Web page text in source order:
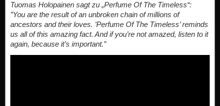
Tuomas Holopainen sagt zu „Perfume Of The Timeless“:
”You are the result of an unbroken chain of millions of
ancestors and their loves. ’Perfume Of The Timeless’ reminds
us all of this amazing fact. And if you’re not amazed, listen to it
again, because it’s important.”